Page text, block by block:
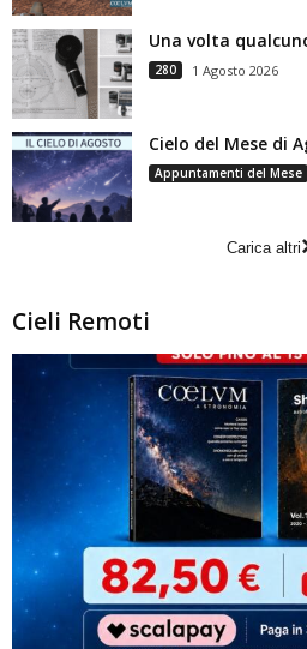
Una volta
280 1 Agosto 2026
Cielo del Mese di
Appuntamenti del Mese
Carica altri
Cieli Remoti